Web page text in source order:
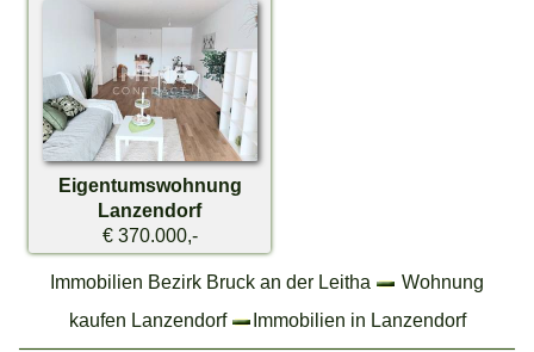
Eigentumswohnung
Lanzendorf
€ 370.000,-
Immobilien Bezirk Bruck an der Leitha
Wohnung
kaufen Lanzendorf
Immobilien in Lanzendorf